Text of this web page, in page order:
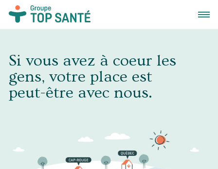
Ouvrir
Si vous avez à coeur les
gens, votre place est
peut-être avec nous.